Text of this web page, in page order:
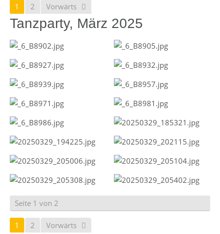
1 2 Vorwärts
Tanzparty, März 2025
Seite 1 von 2
1 2 Vorwärts